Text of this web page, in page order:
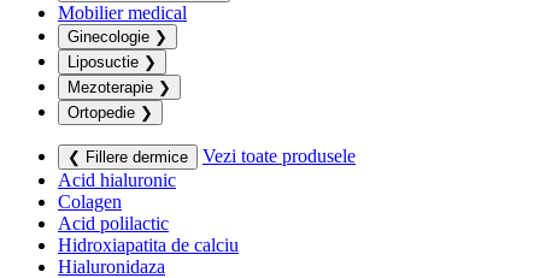
Mobilier medical
Ginecologie ❯
Liposuctie ❯
Mezoterapie ❯
Ortopedie ❯
❮ Fillere dermice
Vezi toate produsele
Acid hialuronic
Colagen
Acid polilactic
Hidroxiapatita de calciu
Hialuronidaza